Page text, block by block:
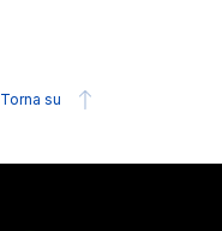
Torna su